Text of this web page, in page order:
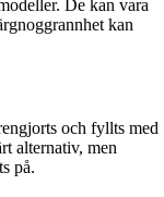
De kan vara
kan
och fyllts med
alternativ, men
på.